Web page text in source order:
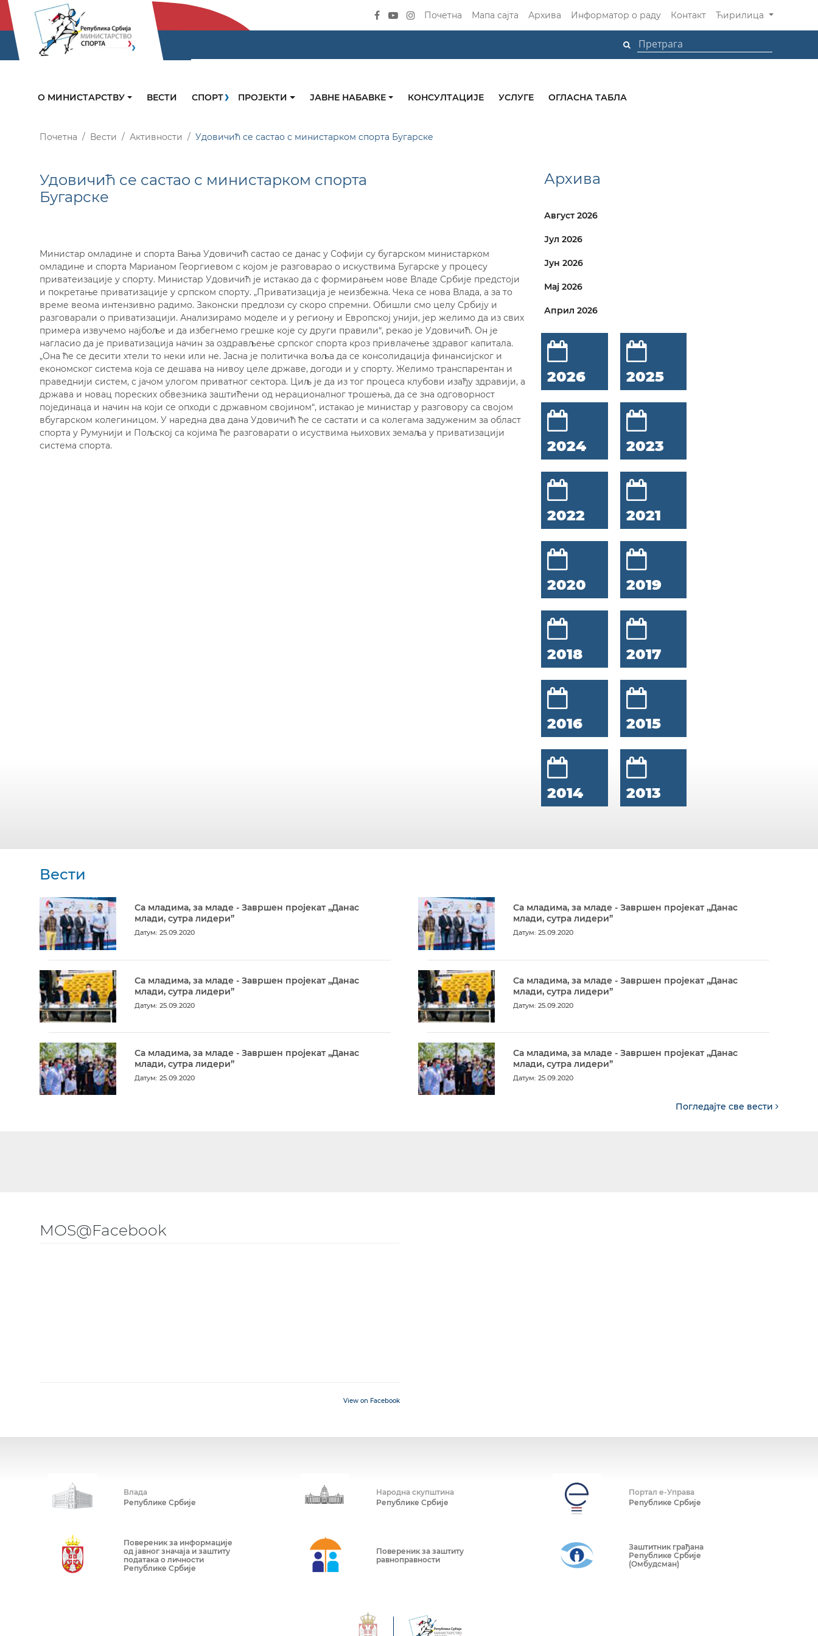
Почетна Мапа сајта Архива Информатор о раду Контакт Ћирилица
О МИНИСТАРСТВУ ВЕСТИ СПОРТ ПРОЈЕКТИ ЈАВНЕ НАБАВКЕ КОНСУЛТАЦИЈЕ УСЛУГЕ ОГЛАСНА ТАБЛА
Почетна Вести Активности Удовичић се састао с министарком спорта Бугарске
Удовичић се састао с министарком спорта
Бугарске
Министар омладине и спорта Вања Удовичић састао се данас у Софији су бугарском министарком
омладине и спорта Марианом Георгиевом с којом је разговарао о искуствима Бугарске у процесу
приватеизације у спорту. Министар Удовичић је истакао да с формирањем нове Владе Србије предстоји
и покретање приватизације у српском спорту. „Приватизација је неизбежна. Чека се нова Влада, а за то
време веома интензивно радимо. Законски предлози су скоро спремни. Обишли смо целу Србију и
разговарали о приватизацији. Анализирамо моделе и у региону и Европској унији, јер желимо да из свих
примера извучемо најбоље и да избегнемо грешке које су други правили“, рекао је Удовичић. Он је
нагласио да је приватизација начин за оздрављење српског спорта кроз привлачење здравог капитала.
„Она ће се десити хтели то неки или не. Јасна је политичка воља да се консолидација финансијског и
економског система која се дешава на нивоу целе државе, догоди и у спорту. Желимо транспарентан и
праведнији систем, с јачом улогом приватног сектора. Циљ је да из тог процеса клубови изађу здравији, а
држава и новац пореских обвезника заштићени од нерационалног трошења, да се зна одговорност
појединаца и начин на који се опходи с државном својином“, истакао је министар у разговору са својом
вбугарском колегиницом. У наредна два дана Удовичић ће се састати и са колегама задуженим за област
спорта у Румунији и Пољској са којима ће разговарати о исуствима њихових земаља у приватизацији
система спорта.
Архива
Август 2026
Јул 2026
Јун 2026
Мај 2026
Април 2026
2026 2025
2024 2023
2022 2021
2020 2019
2018 2017
2016 2015
2014 2013
Вести
Са младима, за младе - Завршен пројекат „Данас
млади, сутра лидери”
Датум: 25.09.2020
Са младима, за младе - Завршен пројекат „Данас
млади, сутра лидери”
Датум: 25.09.2020
Са младима, за младе - Завршен пројекат „Данас
млади, сутра лидери”
Датум: 25.09.2020
Са младима, за младе - Завршен пројекат „Данас
млади, сутра лидери”
Датум: 25.09.2020
Са младима, за младе - Завршен пројекат „Данас
млади, сутра лидери”
Датум: 25.09.2020
Са младима, за младе - Завршен пројекат „Данас
млади, сутра лидери”
Датум: 25.09.2020
Погледајте све вести
MOS@Facebook
View on Facebook
Влада
Републике Србије
Народна скупштина
Републике Србије
Портал е-Управа
Републике Србије
Повереник за информације
од јавног значаја и заштиту
података о личности
Републике Србије
Повереник за заштиту
равноправности
Заштитник грађана
Републике Србије
(Омбудсман)